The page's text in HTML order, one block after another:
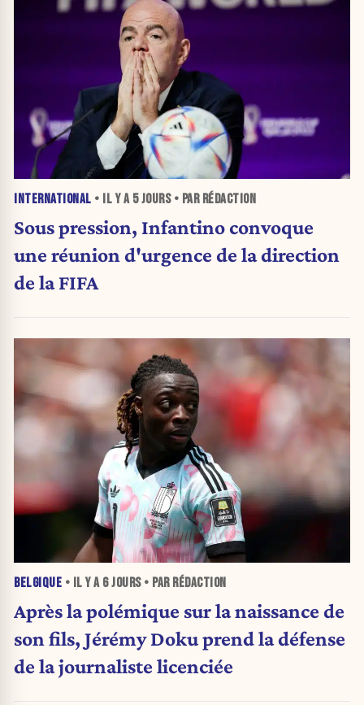
INTERNATIONAL • IL Y A 5 JOURS• PAR RÉDACTION
Sous pression, Infantino convoque
une réunion d'urgence de la direction
de la FIFA
BELGIQUE • IL Y A 6 JOURS• PAR RÉDACTION
Après la polémique sur la naissance de
son fils, Jérémy Doku prend la défense
de la journaliste licenciée